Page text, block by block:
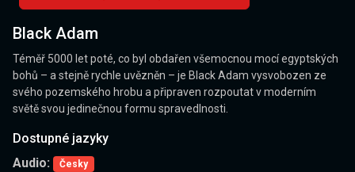
Black Adam
Téměř 5000 let poté, co byl obdařen všemocnou mocí egyptských
bohů – a stejně rychle uvězněn – je Black Adam vysvobozen ze
svého pozemského hrobu a připraven rozpoutat v moderním
světě svou jedinečnou formu spravedlnosti.
Dostupné jazyky
Audio:
Česky